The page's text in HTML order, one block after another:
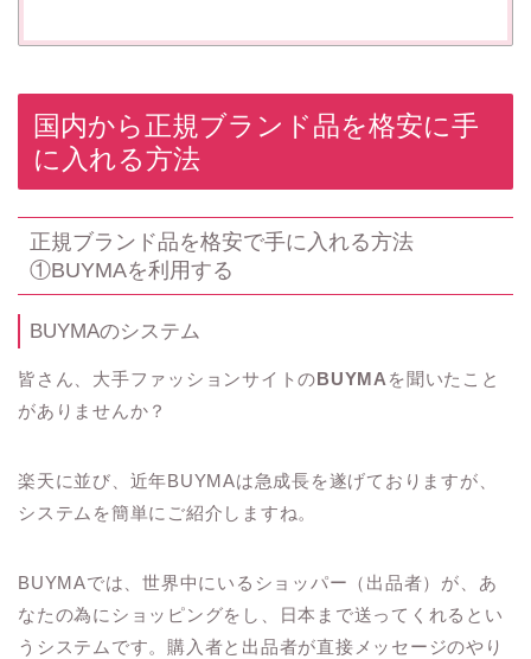
国内から正規ブランド品を格安に手
に入れる方法
正規ブランド品を格安で手に入れる方法
①BUYMAを利用する
BUYMAのシステム
皆さん、大手ファッションサイトのBUYMA を聞いたこと
がありませんか？
楽天に並び、近年BUYMAは急成長を遂げておりますが、
システムを簡単にご紹介しますね。
BUYMAでは、世界中にいるショッパー（出品者）が、あ
なたの為にショッピングをし、日本まで送ってくれるとい
うシステムです。購入者と出品者が直接メッセージのやり